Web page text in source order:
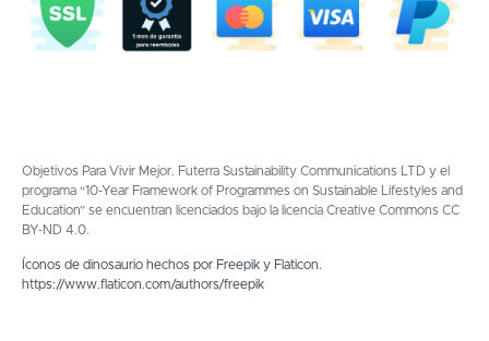
Objetivos Para Vivir Mejor. Futerra Sustainability Communications LTD y el
programa “10-Year Framework of Programmes on Sustainable Lifestyles and
Education” se encuentran licenciados bajo la licencia Creative Commons CC
BY-ND 4.0.
Íconos de dinosaurio hechos por Freepik y Flaticon.
https://www.flaticon.com/authors/freepik